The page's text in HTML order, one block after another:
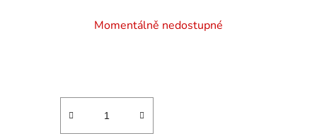
Momentálně nedostupné